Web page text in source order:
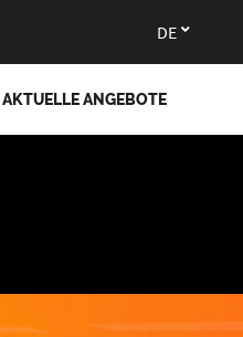
AKTUELLE ANGEBOTE